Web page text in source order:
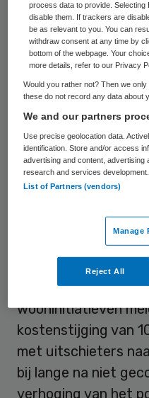
Per saldo vroeg
bewoners, ouders,
ondernemers van
kostenstijgingen en
melden. Hierop
van voornamelijk
berichtgeving van
hogere zorgkosten
Verschil nog
De meeste
wooninitiatieven
kostenstijging van
met uitschieters
bij lange na niet
verhoging van het
process data to provide. Selecting
disable them. If trackers are
be as relevant to you. You can
withdraw consent at any time by
bottom of the webpage. Your
more details, refer to our Privacy
Would you rather not? Then we
these do not record any data about
We and our partners
Use precise geolocation data.
identification. Store and/or access
advertising and content, advertising
research and services development.
List of Partners (vendors)
Manage
Reject All